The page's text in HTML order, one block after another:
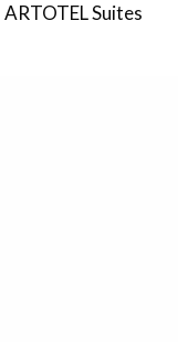
ARTOTEL Suites